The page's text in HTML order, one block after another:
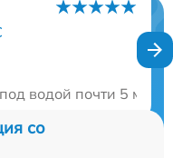
водой почти 5
со